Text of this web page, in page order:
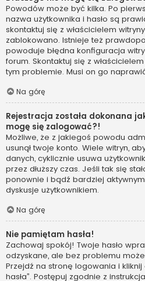
Powodów może być kilka. Po
nazwa użytkownika i hasło są
skontaktuj się z właścicielem
zablokowano. Istnieje też
powoduje błędna konfiguracja
forum. Skontaktuj się z
tym problemie. Musi on go
Na górę
Rejestracja została dokonana
mogę się zalogować?!
Możliwe, że z jakiegoś powodu
usunął twoje konto. Wiele witryn,
danych, cyklicznie usuwa
przez dłuższy czas. Jeśli tak się
ponownie i bądź bardziej
dyskusje użytkownikiem.
Na górę
Nie pamiętam hasła!
Zachowaj spokój! Twoje hasło
odzyskane, ale bez problemu
Przejdź na stronę logowania i
hasła”. Postępuj zgodnie z